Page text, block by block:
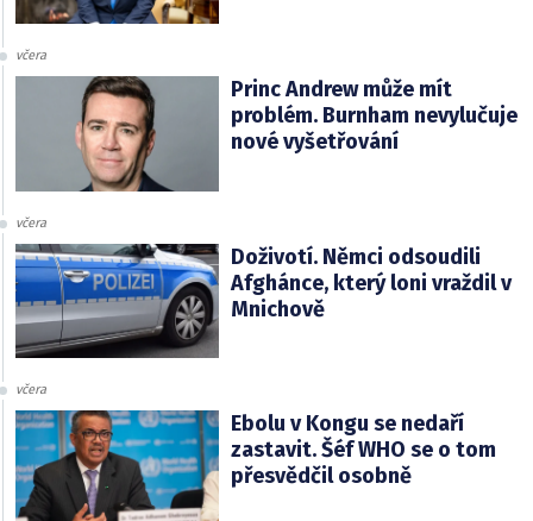
včera
Princ Andrew může mít
problém. Burnham nevylučuje
nové vyšetřování
včera
Doživotí. Němci odsoudili
Afghánce, který loni vraždil v
Mnichově
včera
Ebolu v Kongu se nedaří
zastavit. Šéf WHO se o tom
přesvědčil osobně